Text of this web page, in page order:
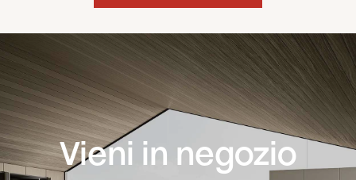
Vieni in negozio